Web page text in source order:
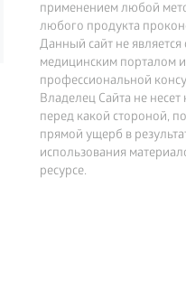
применением любой
любого продукта
Данный сайт не
медицинским порталом
профессиональной
Владелец Сайта не несет
перед какой стороной,
прямой ущерб в
использования
ресурсе.